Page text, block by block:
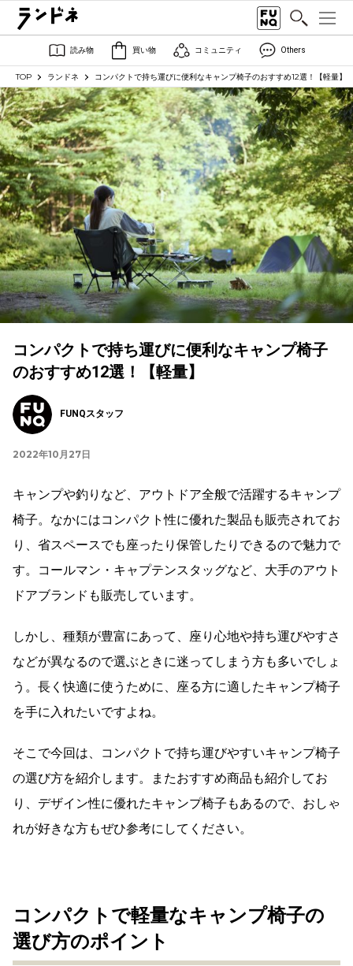
読み物 買い物 コミュニティ Others
TOP ランドネ コンパクトで持ち運びに便利なキャンプ椅子のおすすめ12選！【軽量】
コンパクトで持ち運びに便利なキャンプ椅子
のおすすめ12選！【軽量】
FUNQスタッフ
2022年10月27日
キャンプや釣りなど、アウトドア全般で活躍するキャンプ
椅子。なかにはコンパクト性に優れた製品も販売されてお
り、省スペースでも座ったり保管したりできるので魅力で
す。コールマン・キャプテンスタッグなど、大手のアウト
ドアブランドも販売しています。
しかし、種類が豊富にあって、座り心地や持ち運びやすさ
などが異なるので選ぶときに迷ってしまう方も多いでしょ
う。長く快適に使うために、座る方に適したキャンプ椅子
を手に入れたいですよね。
そこで今回は、コンパクトで持ち運びやすいキャンプ椅子
の選び方を紹介します。またおすすめ商品も紹介してお
り、デザイン性に優れたキャンプ椅子もあるので、おしゃ
れが好きな方もぜひ参考にしてください。
コンパクトで軽量なキャンプ椅子の
選び方のポイント